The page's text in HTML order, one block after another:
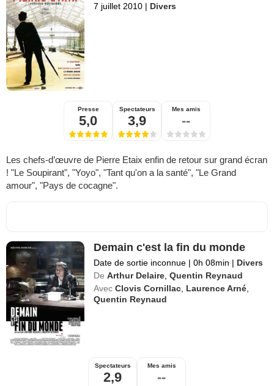
7 juillet 2010 | Divers
Presse
5,0
Spectateurs
3,9
Mes amis
--
Les chefs-d’œuvre de Pierre Etaix enfin de retour sur grand écran
! "Le Soupirant", "Yoyo", "Tant qu'on a la santé", "Le Grand
amour", "Pays de cocagne".
Demain c'est la fin du monde
Date de sortie inconnue | 0h 08min | Divers
De Arthur Delaire,Quentin Reynaud
Avec Clovis Cornillac, Laurence Arné,
Quentin Reynaud
Spectateurs
2,9
Mes amis
--